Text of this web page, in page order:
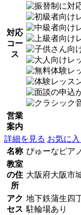
対応
コー
ス
営業
案内
詳細を見る お気に
名称 ぴゅーなピア
教室
の住
所
大阪府大阪市
アク
セス
地下鉄蒲生四
駐輪場あり